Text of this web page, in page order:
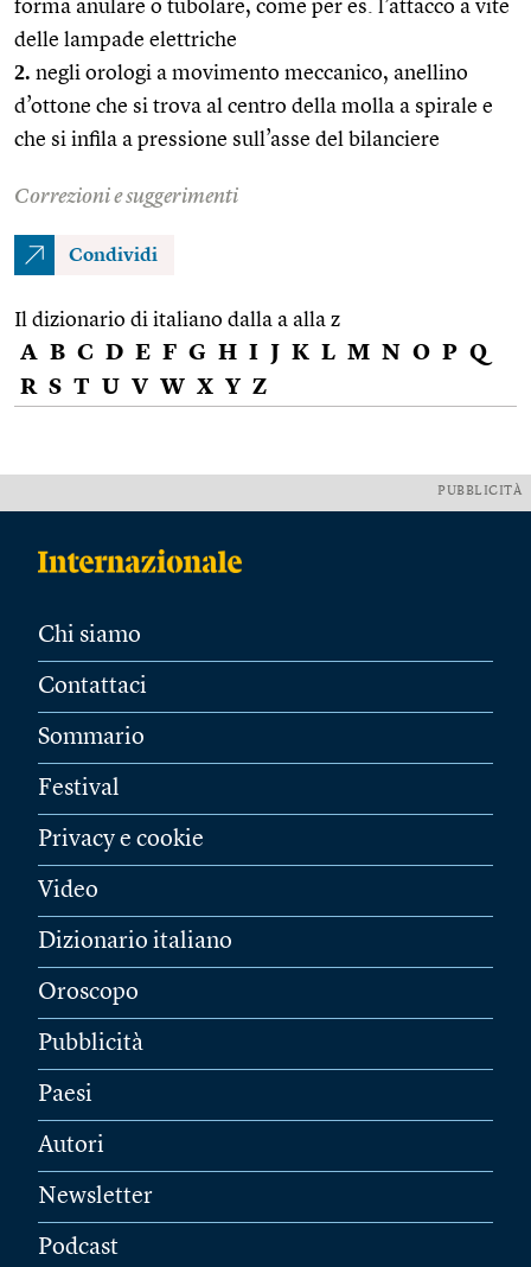
forma anulare o tubolare, come per es. l’attacco a vite
delle lampade elettriche
2. negli orologi a movimento meccanico, anellino
d’ottone che si trova al centro della molla a spirale e
che si infila a pressione sull’asse del bilanciere
Correzioni e suggerimenti
Condividi
Il dizionario di italiano dalla a alla z
A B C D E F G H I J K L M N O P Q
R S T U V W X Y Z
PUBBLICITÀ
Chi siamo
Contattaci
Sommario
Festival
Privacy e cookie
Video
Dizionario italiano
Oroscopo
Pubblicità
Paesi
Autori
Newsletter
Podcast